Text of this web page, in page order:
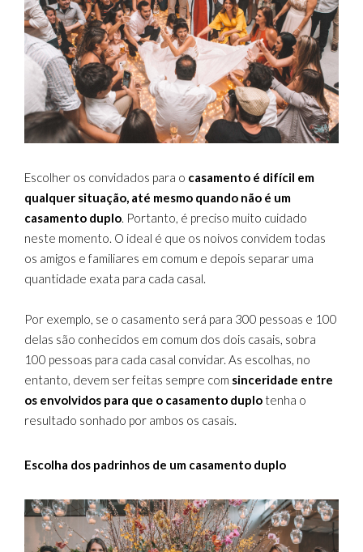
Escolher os convidados para o casamento é difícil em
qualquer situação, até mesmo quando não é um
casamento duplo. Portanto, é preciso muito cuidado
neste momento. O ideal é que os noivos convidem todas
os amigos e familiares em comum e depois separar uma
quantidade exata para cada casal.
Por exemplo, se o casamento será para 300 pessoas e 100
delas são conhecidos em comum dos dois casais, sobra
100 pessoas para cada casal convidar. As escolhas, no
entanto, devem ser feitas sempre com sinceridade entre
os envolvidos para que o casamento duplo tenha o
resultado sonhado por ambos os casais.
Escolha dos padrinhos de um casamento duplo